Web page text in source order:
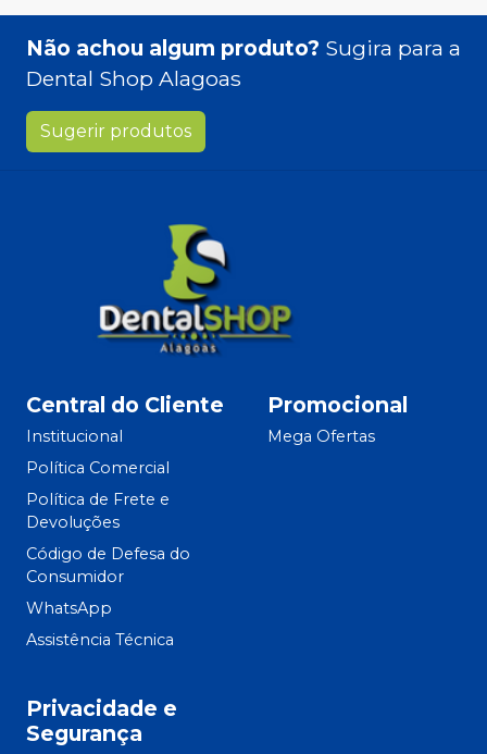
Não achou algum produto? Sugira para a
Dental Shop Alagoas
Sugerir produtos
Central do Cliente
Institucional
Política Comercial
Política de Frete e
Devoluções
Código de Defesa do
Consumidor
WhatsApp
Assistência Técnica
Promocional
Mega Ofertas
Privacidade e
Segurança